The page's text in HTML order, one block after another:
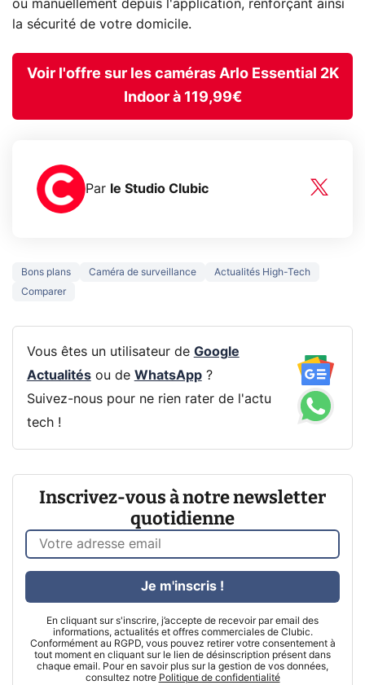
ou manuellement depuis l'application, renforçant ainsi
la sécurité de votre domicile.
Voir l'offre sur les caméras Arlo Essential 2K
Indoor à 119,99€
Par le Studio Clubic
Bons plans Caméra de surveillance
Actualités High-Tech
Comparer
Vous êtes un utilisateur de Google
Actualitésou de WhatsApp?
Suivez-nous pour ne rien rater de l'actu
tech !
Inscrivez-vous à notre newsletter
quotidienne
En cliquant sur s'inscrire, j’accepte de recevoir par email des
informations, actualités et offres commerciales de Clubic.
Conformément au RGPD, vous pouvez retirer votre consentement à
tout moment en cliquant sur le lien de désinscription présent dans
chaque email. Pour en savoir plus sur la gestion de vos données,
consultez notre Politique de confidentialité
Je m'inscris !